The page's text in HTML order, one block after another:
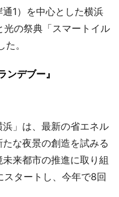
1）を中心とした横浜
光の祭典「スマートイル
。
ンデブー』
」は、最新の省エネル
な夜景の創造を試みる
来都市の推進に取り組
スタートし、今年で8回